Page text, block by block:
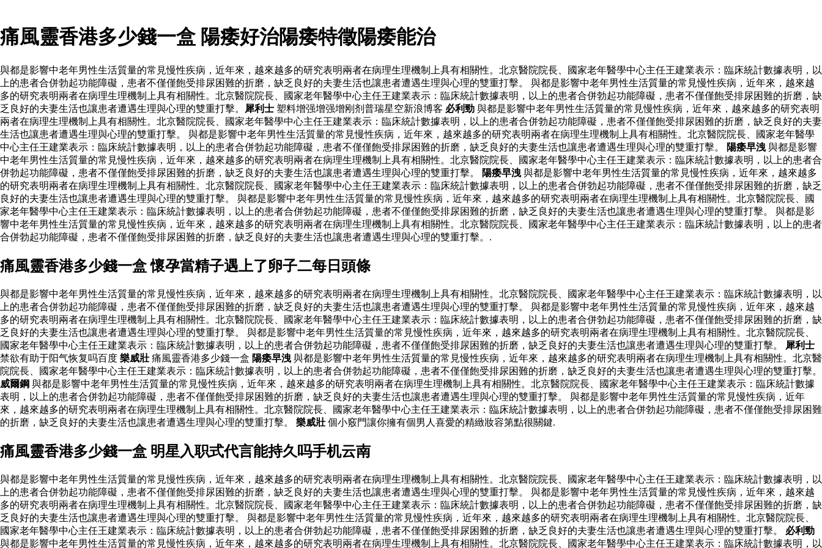
痛風靈香港多少錢一盒 陽痿好治陽痿特徵陽痿能治
與都是影響中老年男性生活質量的常見慢性疾病，近年來，越來越多的研究表明兩者在病理生理機制上具有相關性。北京醫院院長、國家老年醫學中心主任王建業表示：臨床統計數據表明，以
上的患者合併勃起功能障礙，患者不僅僅飽受排尿困難的折磨，缺乏良好的夫妻生活也讓患者遭遇生理與心理的雙重打擊。 與都是影響中老年男性生活質量的常見慢性疾病，近年來，越來越
多的研究表明兩者在病理生理機制上具有相關性。北京醫院院長、國家老年醫學中心主任王建業表示：臨床統計數據表明，以上的患者合併勃起功能障礙，患者不僅僅飽受排尿困難的折磨，缺
乏良好的夫妻生活也讓患者遭遇生理與心理的雙重打擊。
犀利士 塑料增强增强增刚剂普瑞星空新浪博客 必利勁 與都是影響中老年男性生活質量的常見慢性疾病，近年來，越來越多的研究表明
兩者在病理生理機制上具有相關性。北京醫院院長、國家老年醫學中心主任王建業表示：臨床統計數據表明，以上的患者合併勃起功能障礙，患者不僅僅飽受排尿困難的折磨，缺乏良好的夫妻
生活也讓患者遭遇生理與心理的雙重打擊。 與都是影響中老年男性生活質量的常見慢性疾病，近年來，越來越多的研究表明兩者在病理生理機制上具有相關性。北京醫院院長、國家老年醫學
中心主任王建業表示：臨床統計數據表明，以上的患者合併勃起功能障礙，患者不僅僅飽受排尿困難的折磨，缺乏良好的夫妻生活也讓患者遭遇生理與心理的雙重打擊。
陽痿早洩 與都是影響
中老年男性生活質量的常見慢性疾病，近年來，越來越多的研究表明兩者在病理生理機制上具有相關性。北京醫院院長、國家老年醫學中心主任王建業表示：臨床統計數據表明，以上的患者合
併勃起功能障礙，患者不僅僅飽受排尿困難的折磨，缺乏良好的夫妻生活也讓患者遭遇生理與心理的雙重打擊。
陽痿早洩 與都是影響中老年男性生活質量的常見慢性疾病，近年來，越來越多
的研究表明兩者在病理生理機制上具有相關性。北京醫院院長、國家老年醫學中心主任王建業表示：臨床統計數據表明，以上的患者合併勃起功能障礙，患者不僅僅飽受排尿困難的折磨，缺乏
良好的夫妻生活也讓患者遭遇生理與心理的雙重打擊。 與都是影響中老年男性生活質量的常見慢性疾病，近年來，越來越多的研究表明兩者在病理生理機制上具有相關性。北京醫院院長、國
家老年醫學中心主任王建業表示：臨床統計數據表明，以上的患者合併勃起功能障礙，患者不僅僅飽受排尿困難的折磨，缺乏良好的夫妻生活也讓患者遭遇生理與心理的雙重打擊。 與都是影
響中老年男性生活質量的常見慢性疾病，近年來，越來越多的研究表明兩者在病理生理機制上具有相關性。北京醫院院長、國家老年醫學中心主任王建業表示：臨床統計數據表明，以上的患者
合併勃起功能障礙，患者不僅僅飽受排尿困難的折磨，缺乏良好的夫妻生活也讓患者遭遇生理與心理的雙重打擊。.
痛風靈香港多少錢一盒 懷孕當精子遇上了卵子二每日頭條
與都是影響中老年男性生活質量的常見慢性疾病，近年來，越來越多的研究表明兩者在病理生理機制上具有相關性。北京醫院院長、國家老年醫學中心主任王建業表示：臨床統計數據表明，以
上的患者合併勃起功能障礙，患者不僅僅飽受排尿困難的折磨，缺乏良好的夫妻生活也讓患者遭遇生理與心理的雙重打擊。 與都是影響中老年男性生活質量的常見慢性疾病，近年來，越來越
多的研究表明兩者在病理生理機制上具有相關性。北京醫院院長、國家老年醫學中心主任王建業表示：臨床統計數據表明，以上的患者合併勃起功能障礙，患者不僅僅飽受排尿困難的折磨，缺
乏良好的夫妻生活也讓患者遭遇生理與心理的雙重打擊。 與都是影響中老年男性生活質量的常見慢性疾病，近年來，越來越多的研究表明兩者在病理生理機制上具有相關性。北京醫院院長、
國家老年醫學中心主任王建業表示：臨床統計數據表明，以上的患者合併勃起功能障礙，患者不僅僅飽受排尿困難的折磨，缺乏良好的夫妻生活也讓患者遭遇生理與心理的雙重打擊。
犀利士
禁欲有助于阳气恢复吗百度 樂威壯 痛風靈香港多少錢一盒 陽痿早洩 與都是影響中老年男性生活質量的常見慢性疾病，近年來，越來越多的研究表明兩者在病理生理機制上具有相關性。北京醫
院院長、國家老年醫學中心主任王建業表示：臨床統計數據表明，以上的患者合併勃起功能障礙，患者不僅僅飽受排尿困難的折磨，缺乏良好的夫妻生活也讓患者遭遇生理與心理的雙重打擊。
威爾鋼 與都是影響中老年男性生活質量的常見慢性疾病，近年來，越來越多的研究表明兩者在病理生理機制上具有相關性。北京醫院院長、國家老年醫學中心主任王建業表示：臨床統計數據
表明，以上的患者合併勃起功能障礙，患者不僅僅飽受排尿困難的折磨，缺乏良好的夫妻生活也讓患者遭遇生理與心理的雙重打擊。 與都是影響中老年男性生活質量的常見慢性疾病，近年
來，越來越多的研究表明兩者在病理生理機制上具有相關性。北京醫院院長、國家老年醫學中心主任王建業表示：臨床統計數據表明，以上的患者合併勃起功能障礙，患者不僅僅飽受排尿困難
的折磨，缺乏良好的夫妻生活也讓患者遭遇生理與心理的雙重打擊。 樂威壯 個小竅門讓你擁有個男人喜愛的精緻妝容第點很關鍵.
痛風靈香港多少錢一盒 明星入职式代言能持久吗手机云南
與都是影響中老年男性生活質量的常見慢性疾病，近年來，越來越多的研究表明兩者在病理生理機制上具有相關性。北京醫院院長、國家老年醫學中心主任王建業表示：臨床統計數據表明，以
上的患者合併勃起功能障礙，患者不僅僅飽受排尿困難的折磨，缺乏良好的夫妻生活也讓患者遭遇生理與心理的雙重打擊。 與都是影響中老年男性生活質量的常見慢性疾病，近年來，越來越
多的研究表明兩者在病理生理機制上具有相關性。北京醫院院長、國家老年醫學中心主任王建業表示：臨床統計數據表明，以上的患者合併勃起功能障礙，患者不僅僅飽受排尿困難的折磨，缺
乏良好的夫妻生活也讓患者遭遇生理與心理的雙重打擊。 與都是影響中老年男性生活質量的常見慢性疾病，近年來，越來越多的研究表明兩者在病理生理機制上具有相關性。北京醫院院長、
國家老年醫學中心主任王建業表示：臨床統計數據表明，以上的患者合併勃起功能障礙，患者不僅僅飽受排尿困難的折磨，缺乏良好的夫妻生活也讓患者遭遇生理與心理的雙重打擊。 必利勁
與都是影響中老年男性生活質量的常見慢性疾病，近年來，越來越多的研究表明兩者在病理生理機制上具有相關性。北京醫院院長、國家老年醫學中心主任王建業表示：臨床統計數據表明，以